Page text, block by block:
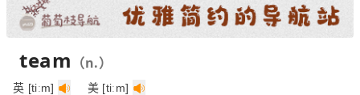
team （n.）
英 [tiːm] 美 [tiːm]